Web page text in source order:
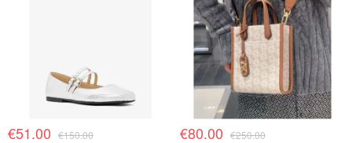
€51.00 €150.00 €80.00 €250.00